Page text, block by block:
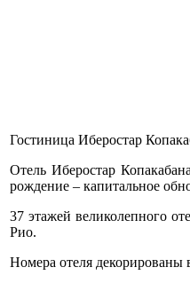
Гостиница Иберостар
Отель Иберостар
рождение – капитальное
37 этажей великолепного
Рио.
Номера отеля декорированы